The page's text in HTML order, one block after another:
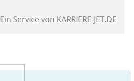
Ein Service von KARRIERE-JET.DE